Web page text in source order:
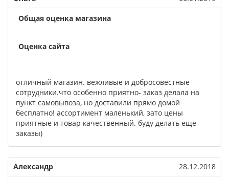
Общая оценка магазина
Оценка сайта
отличный магазин. вежливые и добросовестные
сотрудники.что особенно приятно- заказ делала на
пункт самовывоза, но доставили прямо домой
бесплатно! ассортимент маленький, зато цены
приятные и товар качественный. буду делать ещё
заказы)
Александр 28.12.2018